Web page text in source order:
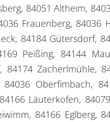
84051 Altheim,
Frauenberg,
84184 Gütersdorf,
Peißing, 84144
84174 Zacherlmühle,
Oberfimbach,
Läuterkofen,
84166 Eglberg,